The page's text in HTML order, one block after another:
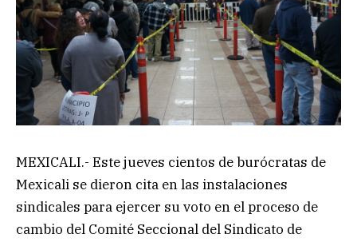
MEXICALI.- Este jueves cientos de burócratas de
Mexicali se dieron cita en las instalaciones
sindicales para ejercer su voto en el proceso de
cambio del Comité Seccional del Sindicato de